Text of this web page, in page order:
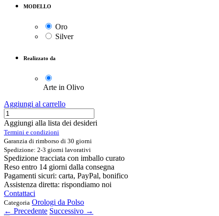
MODELLO
Oro
Silver
Realizzato da
Arte in Olivo
Aggiungi al carrello
Aggiungi alla lista dei desideri
Termini e condizioni
Garanzia di rimborso di 30 giorni
Spedizione: 2-3 giorni lavorativi
Spedizione tracciata con imballo curato
Reso entro 14 giorni dalla consegna
Pagamenti sicuri: carta, PayPal, bonifico
Assistenza diretta: rispondiamo noi
Contattaci
Categoria Orologi da Polso
← Precedente Successivo →